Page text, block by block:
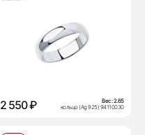
2 550 ₽ Вес:2.65
кольцо (Ag 925) 94110030